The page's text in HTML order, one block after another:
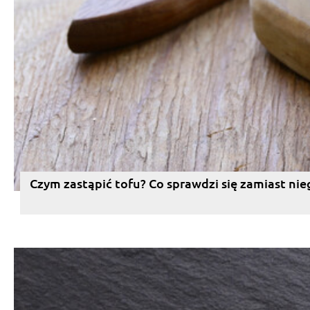
Czym zastąpić tofu? Co sprawdzi się zamiast